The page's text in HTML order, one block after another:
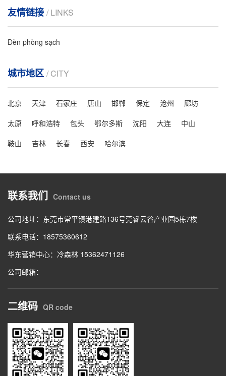
友情链接 / LINKS
Đèn phòng sạch
城市地区 / CITY
北京 天津 石家庄 唐山 邯郸 保定 沧州
廊坊
太原
呼和浩特 包头 鄂尔多斯 沈阳 大连
中山
鞍山
吉林 长春 西安 哈尔滨
联系我们 Contact us
公司地址：东莞市常平镇港建路136号莞睿云谷产业园5栋7楼
联系电话：18575360612
华东营销中心：冷森林 15362471126
公司邮箱：
二维码 QR code